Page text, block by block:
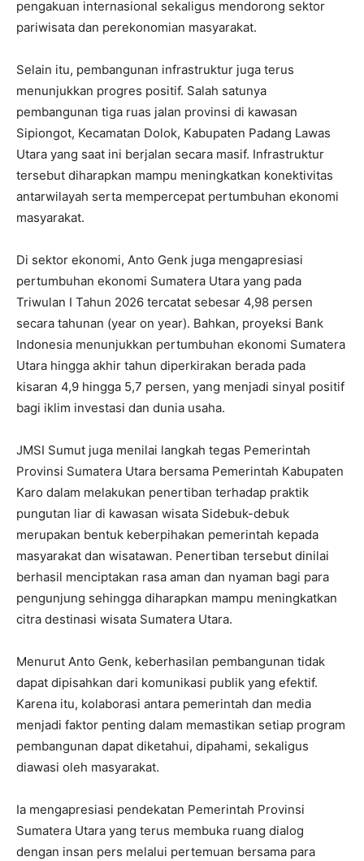
pengakuan internasional sekaligus mendorong sektor
pariwisata dan perekonomian masyarakat.
Selain itu, pembangunan infrastruktur juga terus
menunjukkan progres positif. Salah satunya
pembangunan tiga ruas jalan provinsi di kawasan
Sipiongot, Kecamatan Dolok, Kabupaten Padang Lawas
Utara yang saat ini berjalan secara masif. Infrastruktur
tersebut diharapkan mampu meningkatkan konektivitas
antarwilayah serta mempercepat pertumbuhan ekonomi
masyarakat.
Di sektor ekonomi, Anto Genk juga mengapresiasi
pertumbuhan ekonomi Sumatera Utara yang pada
Triwulan I Tahun 2026 tercatat sebesar 4,98 persen
secara tahunan (year on year). Bahkan, proyeksi Bank
Indonesia menunjukkan pertumbuhan ekonomi Sumatera
Utara hingga akhir tahun diperkirakan berada pada
kisaran 4,9 hingga 5,7 persen, yang menjadi sinyal positif
bagi iklim investasi dan dunia usaha.
JMSI Sumut juga menilai langkah tegas Pemerintah
Provinsi Sumatera Utara bersama Pemerintah Kabupaten
Karo dalam melakukan penertiban terhadap praktik
pungutan liar di kawasan wisata Sidebuk-debuk
merupakan bentuk keberpihakan pemerintah kepada
masyarakat dan wisatawan. Penertiban tersebut dinilai
berhasil menciptakan rasa aman dan nyaman bagi para
pengunjung sehingga diharapkan mampu meningkatkan
citra destinasi wisata Sumatera Utara.
Menurut Anto Genk, keberhasilan pembangunan tidak
dapat dipisahkan dari komunikasi publik yang efektif.
Karena itu, kolaborasi antara pemerintah dan media
menjadi faktor penting dalam memastikan setiap program
pembangunan dapat diketahui, dipahami, sekaligus
diawasi oleh masyarakat.
Ia mengapresiasi pendekatan Pemerintah Provinsi
Sumatera Utara yang terus membuka ruang dialog
dengan insan pers melalui pertemuan bersama para